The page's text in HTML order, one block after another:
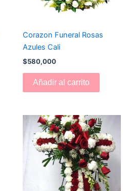
Corazon Funeral Rosas
Azules Cali
$580,000
Añadir al carrito